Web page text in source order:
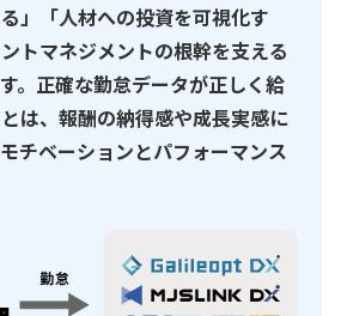
る」「人材への投資を可視化す
トマネジメントの根幹を支える
。正確な勤怠データが正しく給
は、報酬の納得感や成長実感に
チベーションとパフォーマンス